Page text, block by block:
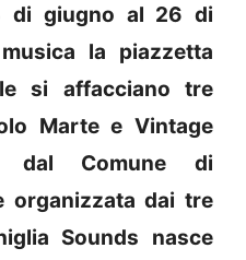
di giugno al 26 di
la piazzetta
si affacciano tre
Marte e Vintage
dal Comune di
organizzata dai tre
Sounds nasce